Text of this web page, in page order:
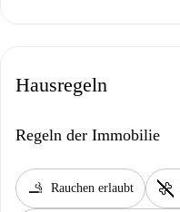
Hausregeln
Regeln der Immobilie
smoking_rooms Rauchen erlaubt pet_supplies